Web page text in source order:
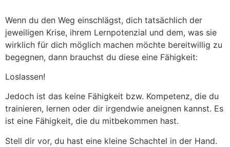
Wenn du den Weg einschlägst, dich tatsächlich der
jeweiligen Krise, ihrem Lernpotenzial und dem, was sie
wirklich für dich möglich machen möchte bereitwillig zu
begegnen, dann brauchst du diese eine Fähigkeit:
Loslassen!
Jedoch ist das keine Fähigkeit bzw. Kompetenz, die du
trainieren, lernen oder dir irgendwie aneignen kannst. Es
ist eine Fähigkeit, die du mitbekommen hast.
Stell dir vor, du hast eine kleine Schachtel in der Hand.